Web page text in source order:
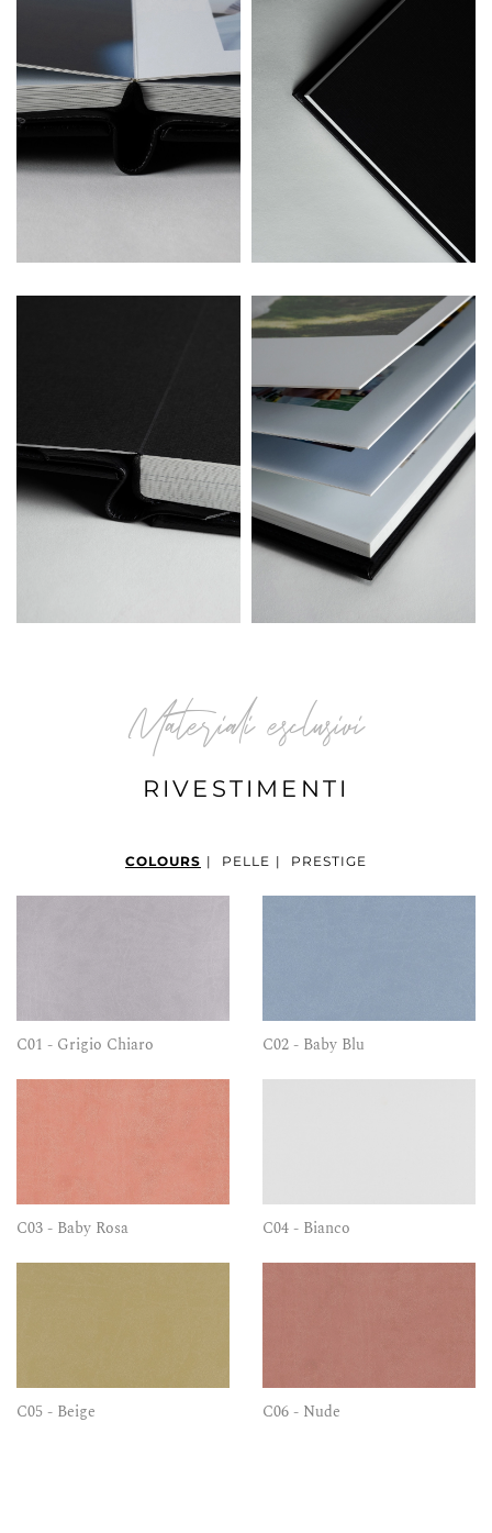
Materiali esclusivi
RIVESTIMENTI
COLOURS | PELLE | PRESTIGE
C01 - Grigio Chiaro C02 - Baby Blu
C03 - Baby Rosa C04 - Bianco
C05 - Beige C06 - Nude